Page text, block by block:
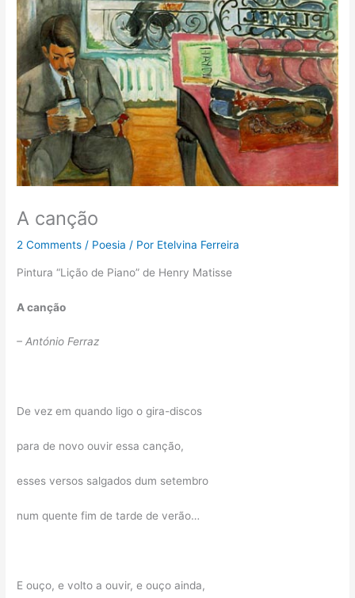
A canção
2 Comments / Poesia / Por Etelvina Ferreira
Pintura “Lição de Piano” de Henry Matisse
A canção
– António Ferraz
De vez em quando ligo o gira-discos
para de novo ouvir essa canção,
esses versos salgados dum setembro
num quente fim de tarde de verão…
E ouço, e volto a ouvir, e ouço ainda,